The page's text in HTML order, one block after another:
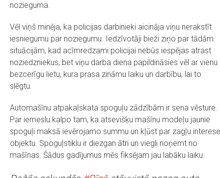
nozieguma.
Vēl viņš minēja, ka policijas darbinieki aicināja viņu nerakstīt
iesniegumu par noziegumu. Iedzīvotāji bieži ziņo par tādām
situācijām, kad acīmredzami policijai nebūs iespējas atrast
noziedzniekus, bet viņu darba diena papildināsies vēl ar vienu
bezcerīgu lietu, kura prasa zināmu laiku un darbību, lai to
slēgtu.
Automašīnu atpakaļskata spoguļu zādzībām ir sena vēsture.
Par iemeslu kalpo tam, ka atsevišķu mašīnu modeļu jaunie
spoguļi maksā ievērojamo summu un kļūst par zagļu
objektu. Spoguļstiklu ir diezgan ātri un viegli noņemt no
mašīnas. Šādus gadījumus mēs fiksējam jau labāku laiku.